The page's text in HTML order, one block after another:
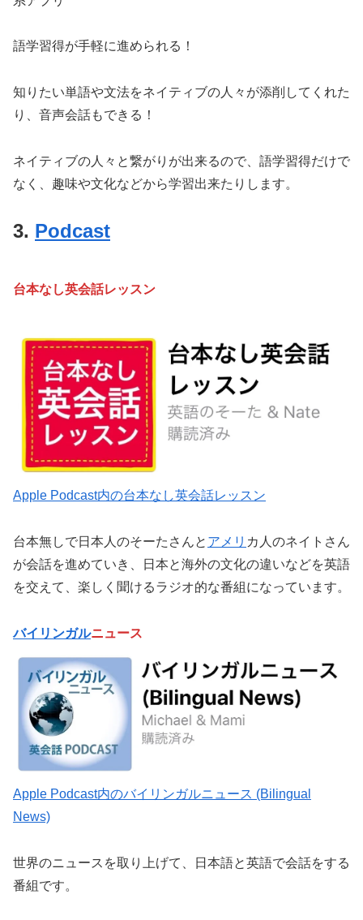
語学習得が手軽に進められる！
知りたい単語や文法をネイティブの人々が添削してくれた
り、音声会話もできる！
ネイティブの人々と繋がりが出来るので、語学習得だけで
なく、趣味や文化などから学習出来たりします。
3. Podcast
台本なし英会話レッスン
‎Apple Podcast内の台本なし英会話レッスン
台本無しで日本人のそーたさんと アメリ カ人のネイトさん
が会話を進めていき、日本と海外の文化の違いなどを英語
を交えて、楽しく聞けるラジオ的な番組になっています。
バイリンガルニュース
‎Apple Podcast内のバイリンガルニュース (Bilingual
News)
世界のニュースを取り上げて、日本語と英語で会話をする
番組です。